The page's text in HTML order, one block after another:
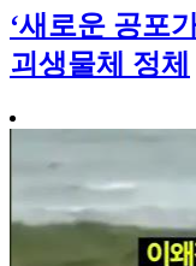
‘새로운 공포
괴생물체 정체